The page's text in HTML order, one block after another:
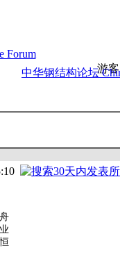
游
中华钢结构论坛